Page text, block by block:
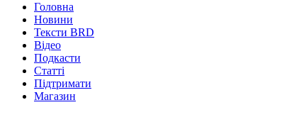
Головна
Новини
Тексти BRD
Відео
Подкасти
Статті
Підтримати
Магазин